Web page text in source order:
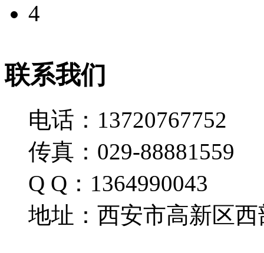
4
联系我们
电话：13720767752
传真：029-88881559
Q Q：1364990043
地址：西安市高新区西